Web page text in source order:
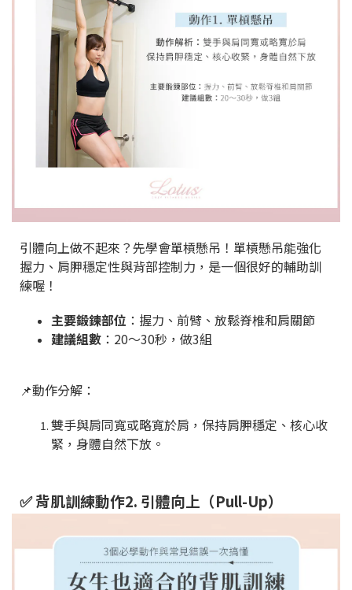
引體向上做不起來？先學會單槓懸吊！單槓懸吊能強化
握力、肩胛穩定性與背部控制力，是一個很好的輔助訓
練喔！
主要鍛鍊部位 ：握力、前臂、放鬆脊椎和肩關節
建議組數 ：20～30秒，做3組
📌動作分解：
雙手與肩同寬或略寬於肩，保持肩胛穩定、核心收
緊，身體自然下放。
✅ 背肌訓練動作2. 引體向上（Pull-Up）